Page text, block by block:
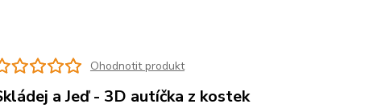
Ohodnotit produkt
a Jeď - 3D autíčka z kostek